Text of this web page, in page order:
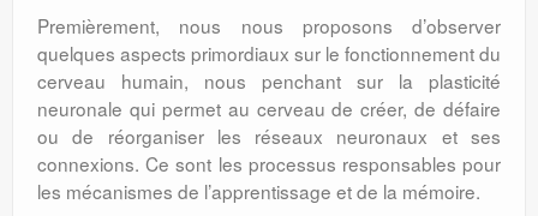
Premièrement, nous nous proposons d’observer
quelques aspects primordiaux sur le fonctionnement du
cerveau humain, nous penchant sur la plasticité
neuronale qui permet au cerveau de créer, de défaire
ou de réorganiser les réseaux neuronaux et ses
connexions. Ce sont les processus responsables pour
les mécanismes de l’apprentissage et de la mémoire.